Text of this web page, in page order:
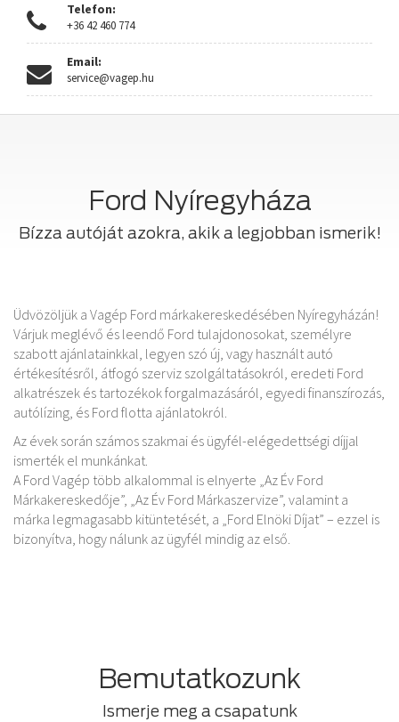
Telefon:
+36 42 460 774
Email:
service@vagep.hu
Ford Nyíregyháza
Bízza autóját azokra, akik a legjobban ismerik!
Üdvözöljük a Vagép Ford márkakereskedésében Nyíregyházán!
Várjuk meglévő és leendő Ford tulajdonosokat, személyre
szabott ajánlatainkkal, legyen szó új, vagy használt autó
értékesítésről, átfogó szerviz szolgáltatásokról, eredeti Ford
alkatrészek és tartozékok forgalmazásáról, egyedi finanszírozás,
autólízing, és Ford flotta ajánlatokról.
Az évek során számos szakmai és ügyfél-elégedettségi díjjal
ismerték el munkánkat.
A Ford Vagép több alkalommal is elnyerte „Az Év Ford
Márkakereskedője”, „Az Év Ford Márkaszervize”, valamint a
márka legmagasabb kitüntetését, a „Ford Elnöki Díjat” – ezzel is
bizonyítva, hogy nálunk az ügyfél mindig az első.
Bemutatkozunk
Ismerje meg a csapatunk